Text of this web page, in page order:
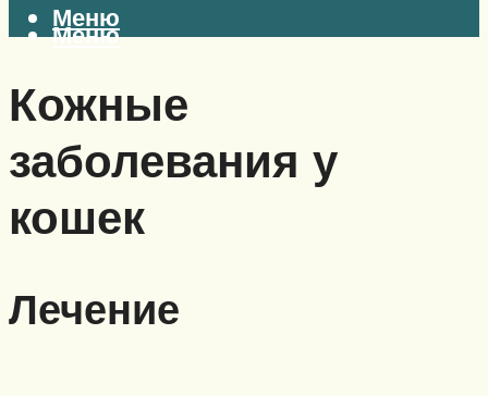
Меню
Меню
Кожные
заболевания у
кошек
Лечение